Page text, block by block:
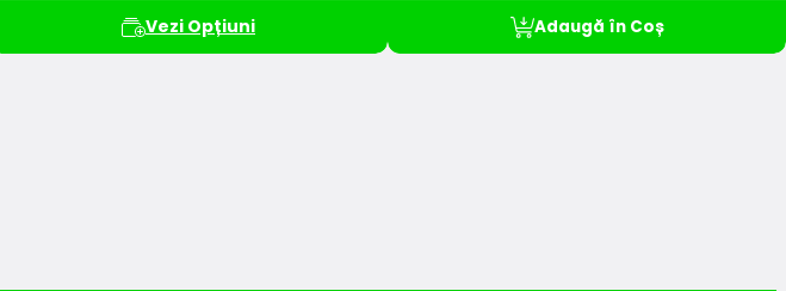
Vezi Opțiuni Adaugă în Coș